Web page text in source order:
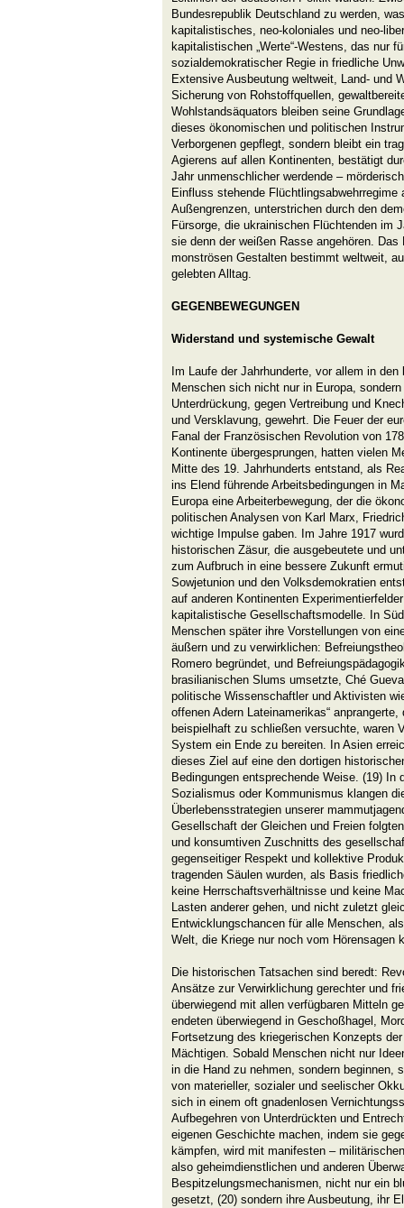
Bundesrepublik Deutschland zu werden,
kapitalistisches, neo-koloniales und neo-
kapitalistischen „Werte“-Westens, das nur
sozialdemokratischer Regie in friedliche
Extensive Ausbeutung weltweit, Land- und
Sicherung von Rohstoffquellen,
Wohlstandsäquators bleiben seine
dieses ökonomischen und politischen
Verborgenen gepflegt, sondern bleibt ein
Agierens auf allen Kontinenten, bestätigt
Jahr unmenschlicher werdende –
Einfluss stehende Flüchtlingsabwehrregime
Außengrenzen, unterstrichen durch den
Fürsorge, die ukrainischen Flüchtenden im
sie denn der weißen Rasse angehören.
monströsen Gestalten bestimmt weltweit,
gelebten Alltag.
GEGENBEWEGUNGEN
Widerstand und systemische Gewalt
Im Laufe der Jahrhunderte, vor allem in
Menschen sich nicht nur in Europa,
Unterdrückung, gegen Vertreibung und
und Versklavung, gewehrt. Die Feuer der
Fanal der Französischen Revolution von
Kontinente übergesprungen, hatten vielen
Mitte des 19. Jahrhunderts entstand, als
ins Elend führende Arbeitsbedingungen in
Europa eine Arbeiterbewegung, der die
politischen Analysen von Karl Marx,
wichtige Impulse gaben. Im Jahre 1917
historischen Zäsur, die ausgebeutete und
zum Aufbruch in eine bessere Zukunft
Sowjetunion und den Volksdemokratien
auf anderen Kontinenten
kapitalistische Gesellschaftsmodelle. In
Menschen später ihre Vorstellungen von
äußern und zu verwirklichen:
Romero begründet, und
brasilianischen Slums umsetzte, Ché
politische Wissenschaftler und Aktivisten
offenen Adern Lateinamerikas“
beispielhaft zu schließen versuchte, waren
System ein Ende zu bereiten. In Asien
dieses Ziel auf eine den dortigen
Bedingungen entsprechende Weise. (19)
Sozialismus oder Kommunismus klangen
Überlebensstrategien unserer
Gesellschaft der Gleichen und Freien
und konsumtiven Zuschnitts des
gegenseitiger Respekt und kollektive
tragenden Säulen wurden, als Basis
keine Herrschaftsverhältnisse und keine
Lasten anderer gehen, und nicht zuletzt
Entwicklungschancen für alle Menschen,
Welt, die Kriege nur noch vom Hörensagen
Die historischen Tatsachen sind beredt:
Ansätze zur Verwirklichung gerechter und
überwiegend mit allen verfügbaren Mitteln
endeten überwiegend in Geschoßhagel,
Fortsetzung des kriegerischen Konzepts
Mächtigen. Sobald Menschen nicht nur
in die Hand zu nehmen, sondern beginnen,
von materieller, sozialer und seelischer
sich in einem oft gnadenlosen
Aufbegehren von Unterdrückten und
eigenen Geschichte machen, indem sie
kämpfen, wird mit manifesten –
also geheimdienstlichen und anderen
Bespitzelungsmechanismen, nicht nur ein
gesetzt, (20) sondern ihre Ausbeutung, ihr